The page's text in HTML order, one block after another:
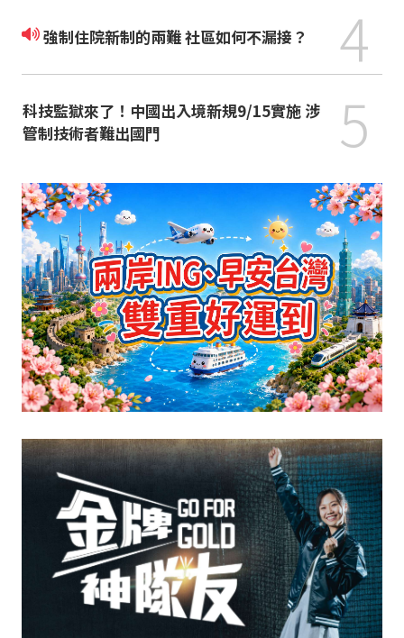
強制住院新制的兩難 社區如何不漏接？ 4
科技監獄來了！中國出入境新規9/15實施 涉
管制技術者難出國門
5